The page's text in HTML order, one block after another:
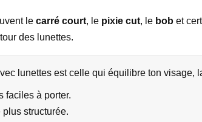
le carré court, le pixie cut, le bob et
des lunettes.
lunettes est celle qui équilibre ton visage,
faciles à porter.
structurée.